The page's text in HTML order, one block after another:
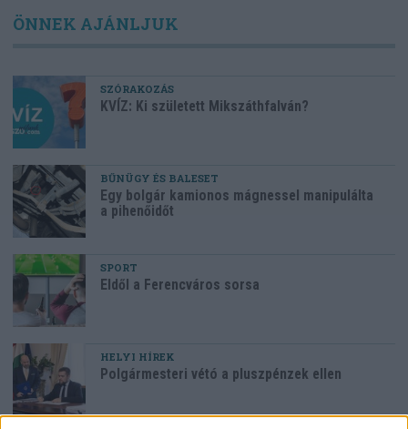
ÖNNEK AJÁNLJUK
SZÓRAKOZÁS
KVÍZ: Ki született Mikszáthfalván?
BŰNÜGY ÉS BALESET
Egy bolgár kamionos mágnessel manipulálta
a pihenőidőt
SPORT
Eldől a Ferencváros sorsa
HELYI HÍREK
Polgármesteri vétó a pluszpénzek ellen